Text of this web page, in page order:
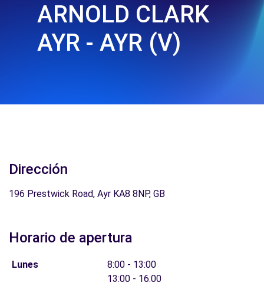
ARNOLD CLARK
AYR - AYR (V)
Dirección
196 Prestwick Road, Ayr KA8 8NP, GB
Horario de apertura
Lunes
8:00 - 13:00
13:00 - 16:00